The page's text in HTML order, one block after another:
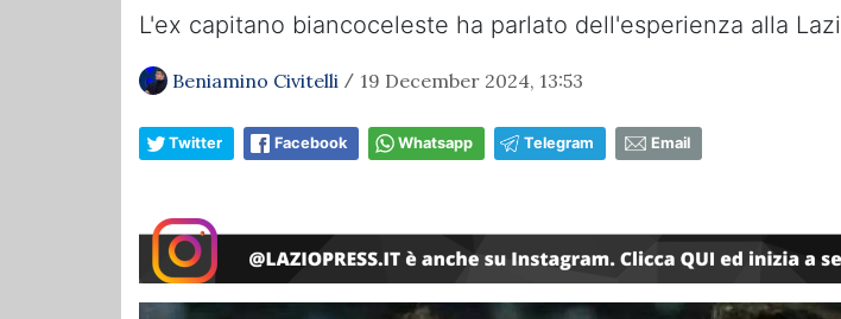
L'ex capitano biancoceleste ha parlato dell'esperienza alla
Beniamino Civitelli / 19 December 2024, 13:53
Twitter Facebook Whatsapp Telegram Email